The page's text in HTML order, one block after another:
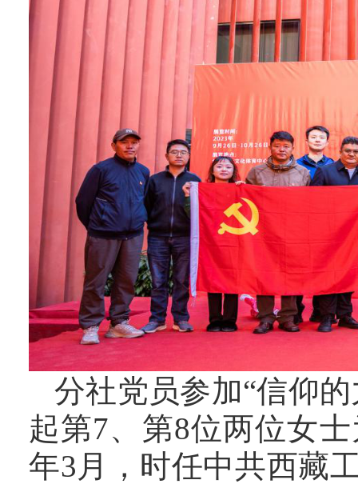
分社党员参加“信仰
起第7、第8位两位女
年3月，时任中共西藏